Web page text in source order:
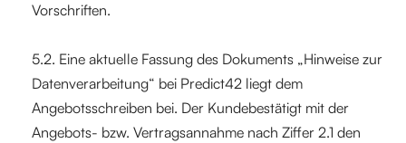
Vorschriften.
5.2. Eine aktuelle Fassung des Dokuments „Hinweise zur
Datenverarbeitung“ bei Predict42 liegt dem
Angebotsschreiben bei. Der Kundebestätigt mit der
Angebots- bzw. Vertragsannahme nach Ziffer 2.1 den